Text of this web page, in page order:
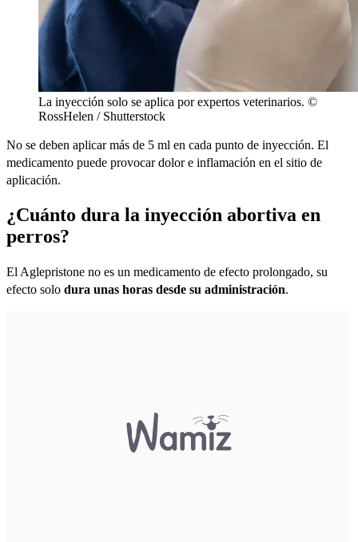
La inyección solo se aplica por expertos veterinarios. ©
RossHelen / Shutterstock
No se deben aplicar más de 5 ml en cada punto de inyección. El
medicamento puede provocar dolor e inflamación en el sitio de
aplicación.
¿Cuánto dura la inyección abortiva en
perros?
El Aglepristone no es un medicamento de efecto prolongado, su
efecto solo dura unas horas desde su administración.